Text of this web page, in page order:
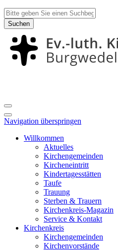
Suchen
Navigation überspringen
Willkommen
Aktuelles
Kirchengemeinden
Kircheneintritt
Kindertagesstätten
Taufe
Trauung
Sterben & Trauern
Kirchenkreis-Magazin
Service & Kontakt
Kirchenkreis
Kirchengemeinden
Kirchenvorstände